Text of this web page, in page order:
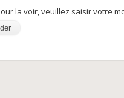
la voir, veuillez saisir votre